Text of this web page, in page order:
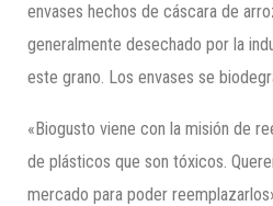
envases hechos de cáscara de
generalmente desechado por la
este grano. Los envases se
«Biogusto viene con la misión de
de plásticos que son tóxicos.
mercado para poder